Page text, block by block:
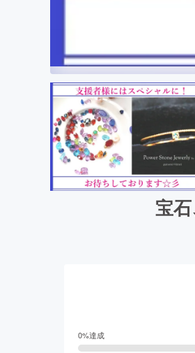
宝
0%達成